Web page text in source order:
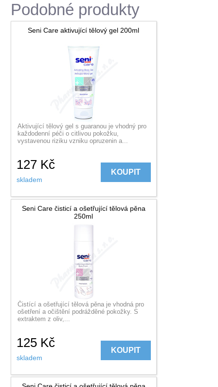
Podobné produkty
Seni Care aktivující tělový gel 200ml
Aktivující tělový gel s guaranou je vhodný pro
každodenní péči o citlivou pokožku,
vystavenou riziku vzniku opruzenin a...
127 Kč
skladem
KOUPIT
Seni Care čisticí a ošetřující tělová pěna
250ml
Čistící a ošetřující tělová pěna je vhodná pro
ošetření a očištění podrážděné pokožky. S
extraktem z oliv,...
125 Kč
skladem
KOUPIT